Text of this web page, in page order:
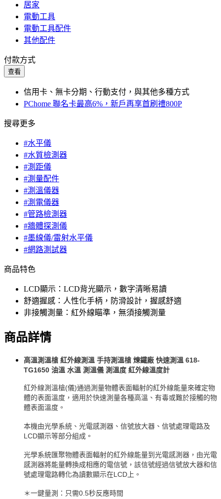
居家
電動工具
電動工具配件
其他配件
付款方式
查看
信用卡、無卡分期、行動支付，與其他多種方式
PChome 聯名卡最高6%，新戶再享首刷禮800P
搜尋更多
#水平儀
#水質檢測器
#測距儀
#測量配件
#測溫儀器
#測電儀器
#管路檢測器
#牆體探測儀
#墨線儀/雷射水平儀
#網路測試器
商品特色
LCD顯示：LCD背光顯示，數字清晰易讀
舒適握感：人性化手柄，防滑設計，握感舒適
非接觸測量：紅外線瞄準，無須接觸測量
商品詳情
高溫測溫槍 紅外線測溫 手持測溫槍 煉鐵廠 快速測溫 618-
TG1650 油溫 水溫 測溫儀 測溫度 紅外線溫度計
紅外線測溫槍(儀)通過測量物體表面輻射的紅外線能量來確定物
體的表面溫度，適用於快速測量各種高溫、有毒或難於接觸的物
體表面溫度。
本機由光學系統、光電感測器、信號放大器、信號處理電路及
LCD顯示等部分組成。
光學系統匯聚物體表面輻射的紅外線能量到光電感測器，由光電
感測器將能量轉換成相應的電信號，該信號經過信號放大器和信
號處理電路轉化為讀數顯示在LCD上。
＊一鍵量測：只需0.5秒反應時間